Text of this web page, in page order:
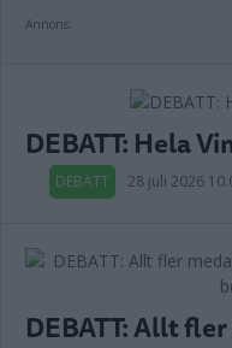
Annons:
DEBATT: Hela
DEBATT 28 juli 2026
DEBATT: Allt